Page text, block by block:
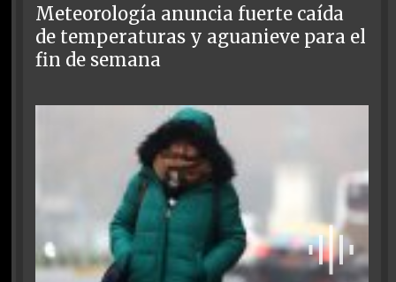
Meteorología anuncia fuerte caída
de temperaturas y aguanieve para el
fin de semana